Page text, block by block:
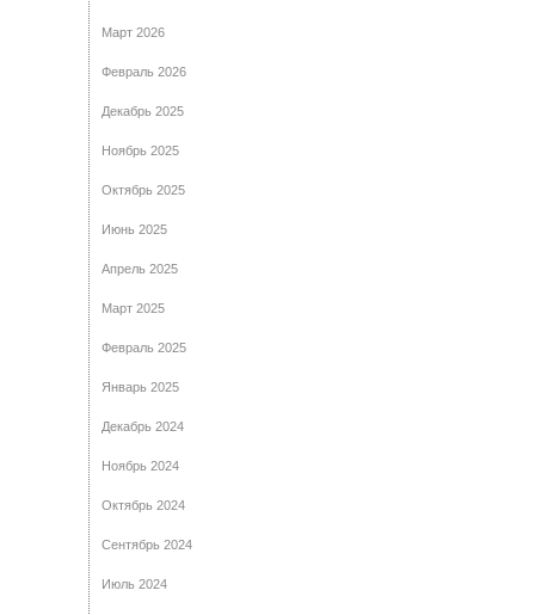
Март 2026
Февраль 2026
Декабрь 2025
Ноябрь 2025
Октябрь 2025
Июнь 2025
Апрель 2025
Март 2025
Февраль 2025
Январь 2025
Декабрь 2024
Ноябрь 2024
Октябрь 2024
Сентябрь 2024
Июль 2024